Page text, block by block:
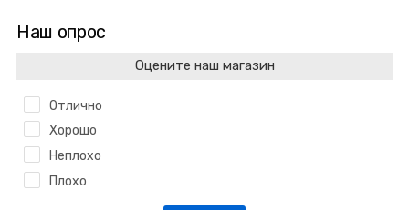
Наш опрос
Оцените наш магазин
Отлично
Хорошо
Неплохо
Плохо